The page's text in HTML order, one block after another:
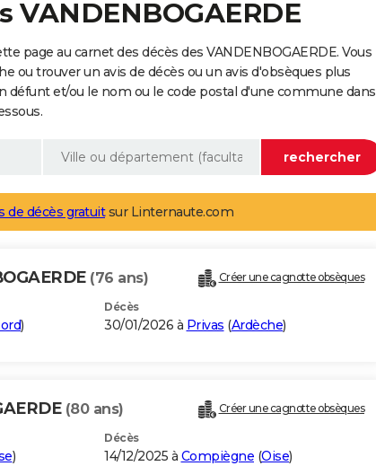
VANDENBOGAERDE
page au carnet des décès des VANDENBOGAERDE. Vous
ou trouver un avis de décès ou un avis d'obsèques plus
défunt et/ou le nom ou le code postal d'une commune dans
de décès gratuitsur Linternaute.com
(76 ans) Créer une cagnotte obsèques
)
Décès
30/01/2026 à Privas (Ardèche)
(80 ans) Créer une cagnotte obsèques
)
Décès
14/12/2025 à Compiègne (Oise)